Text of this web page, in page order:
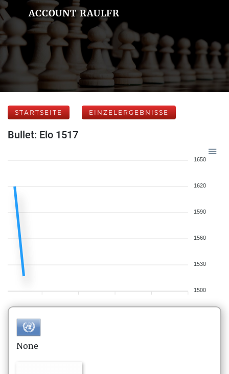
ACCOUNT RAULFR
STARTSEITE EINZELERGEBNISSE
Bullet: Elo 1517
1650
1620
1590
1560
1530
1500
None